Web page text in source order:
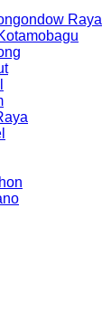
Raya